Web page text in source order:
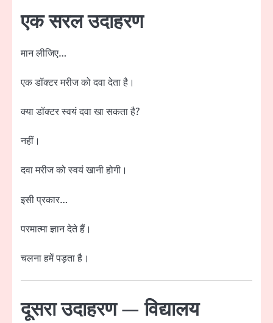
एक सरल उदाहरण
मान लीजिए…
एक डॉक्टर मरीज को दवा देता है।
क्या डॉक्टर स्वयं दवा खा सकता है?
नहीं।
दवा मरीज को स्वयं खानी होगी।
इसी प्रकार…
परमात्मा ज्ञान देते हैं।
चलना हमें पड़ता है।
दूसरा उदाहरण — विद्यालय